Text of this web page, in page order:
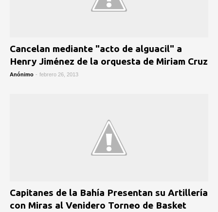
Cancelan mediante "acto de alguacil" a
Henry Jiménez de la orquesta de Miriam Cruz
Anónimo - febrero 26, 2013
Capitanes de la Bahía Presentan su Artillería
con Miras al Venidero Torneo de Basket